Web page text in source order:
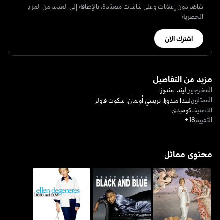
شاهد دون إعلانات وعلى شاشات متعدّدة، بالإضافة إلى العديد من المزايا
الحصرية
اشترك الآن
مزيد من التفاصيل
المخرجونليندا مندوزا
الممثلونليندا مندوزا،تريسي أولمان، سكوت فاولر
التصنيفكوميدي
التقييم18+
محتوى مماثل
إيلين دوجينرس: ذا
بيغينينغ
ترايسي مورغان: بلاك آند بلو
إيلين دوجينيريس: هير آند
ناو